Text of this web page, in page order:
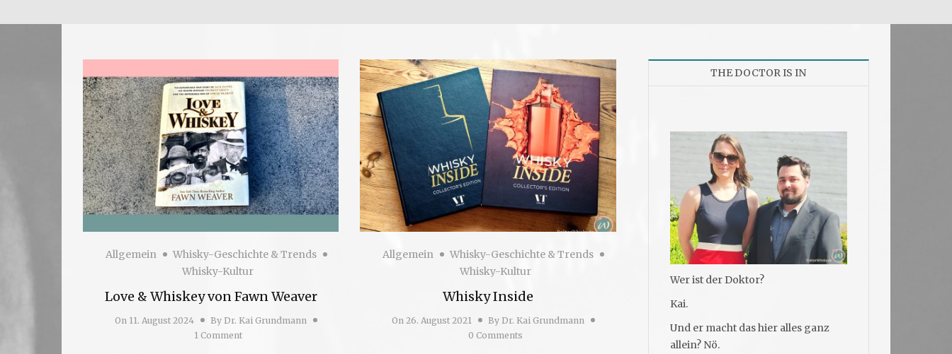
Allgemein
Whisky-Geschichte & Trends
Whisky-Kultur
Love & Whiskey von Fawn Weaver
On 11. August 2024 By Dr. Kai Grundmann
1 Comment
Allgemein
Whisky-Geschichte & Trends
Whisky-Kultur
Whisky Inside
On 26. August 2021 By Dr. Kai Grundmann
0 Comments
THE DOCTOR IS IN
Wer ist der Doktor?
Kai.
Und er macht das hier alles ganz
allein? Nö.